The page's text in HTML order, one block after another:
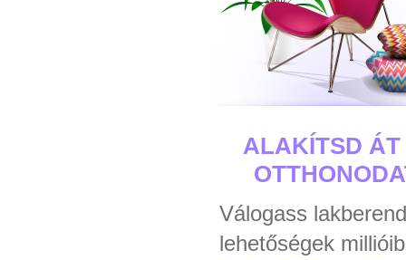
ALAKÍTSD ÁT
Válogass
lehetőségek